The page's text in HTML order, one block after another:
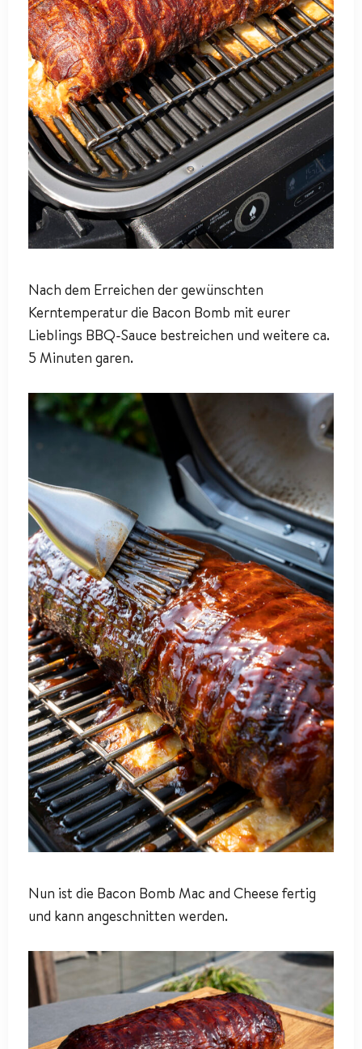
Nach dem Erreichen der gewünschten
Kerntemperatur die Bacon Bomb mit eurer
Lieblings BBQ-Sauce bestreichen und weitere ca.
5 Minuten garen.
Nun ist die Bacon Bomb Mac and Cheese fertig
und kann angeschnitten werden.